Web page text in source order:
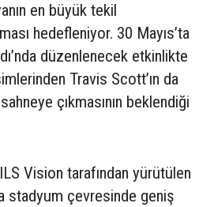
en büyük tekil
hedefleniyor. 30 Mayıs’ta
düzenlenecek etkinlikte
Travis Scott’ın da
çıkmasının beklendiği
Vision tarafından yürütülen
stadyum çevresinde geniş